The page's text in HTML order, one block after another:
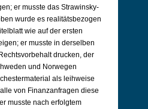
er musste das Strawinsky-
wurde es realitätsbezogen
wie auf der ersten
er musste in derselben
drucken, der
und Norwegen
als leihweise
von Finanzanfragen diese
musste nach erfolgtem